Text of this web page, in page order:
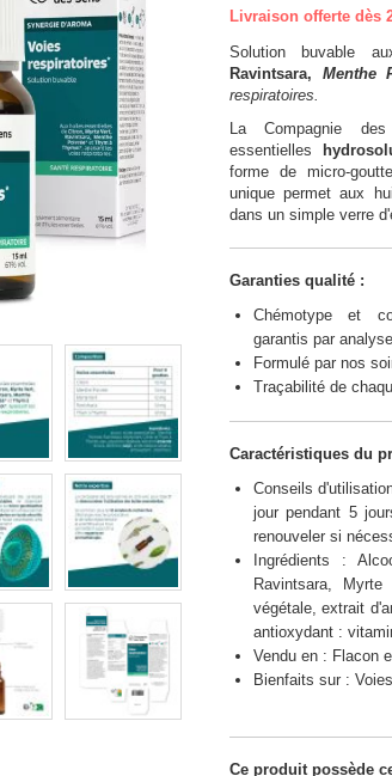
Livraison offerte dès
Solution buvable
Ravintsara, Menthe
respiratoires.
La Compagnie
essentielles
forme de micro-
unique permet aux
dans un simple verre
Garanties qualité :
Chémotype et
garantis par
Formulé par nos
Traçabilité de
Caractéristiques du
Conseils
jour pendant 5
renouveler si
Ingrédients :
Ravintsara,
végétale, extrait
antioxydant :
Vendu en : Flacon
Bienfaits sur :
Ce produit possède